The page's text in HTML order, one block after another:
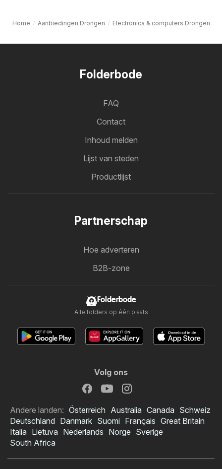
Home Aanbiedingen Drongen Electronica & computers Drongen
Folderbode
FAQ
Contact
Inhoud melden
Lijst van steden
Productlijst
Partnerschap
Hoe adverteren
B2B-zone
Folderbode
Alle folders op één plaats
Volg ons
Andere landen: Österreich Australia Canada Schweiz
Deutschland Danmark Suomi Français Great Britain
Italia Lietuva Nederlands Norge Sverige
South Africa